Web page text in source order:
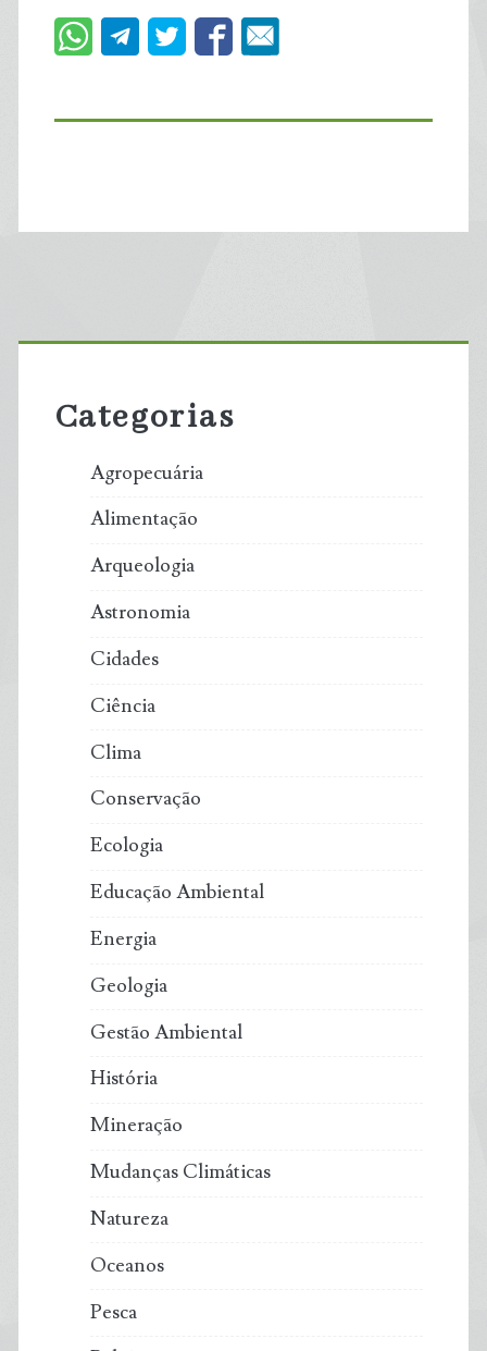
Primary
Sidebar
Categorias
Agropecuária
Alimentação
Arqueologia
Astronomia
Cidades
Ciência
Clima
Conservação
Ecologia
Educação Ambiental
Energia
Geologia
Gestão Ambiental
História
Mineração
Mudanças Climáticas
Natureza
Oceanos
Pesca